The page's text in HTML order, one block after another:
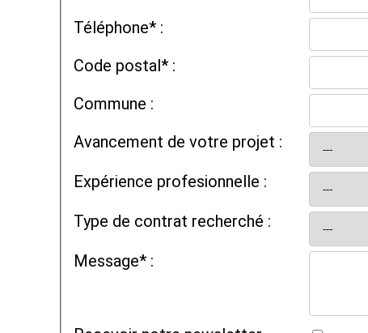
Téléphone* :
Code postal* :
Commune :
Avancement de votre projet :
Expérience profesionnelle :
Type de contrat recherché :
Message* :